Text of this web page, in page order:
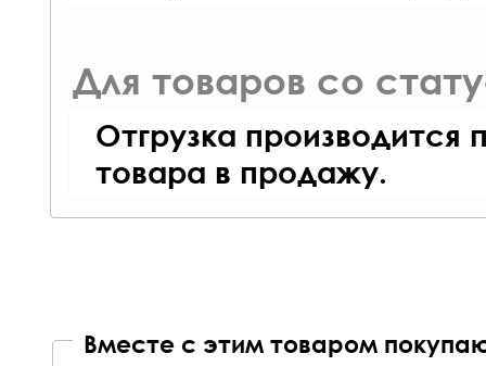
Для товаров со
Отгрузка производится
товара в продажу.
Вместе с этим товаром